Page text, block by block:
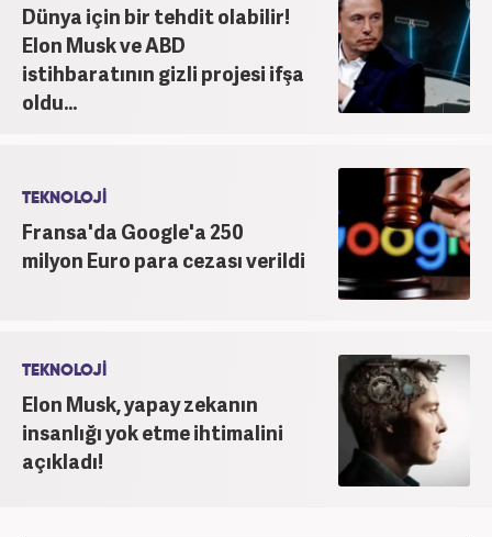
Dünya için bir tehdit olabilir!
Elon Musk ve ABD
istihbaratının gizli projesi ifşa
oldu...
TEKNOLOJİ
Fransa'da Google'a 250
milyon Euro para cezası verildi
TEKNOLOJİ
Elon Musk, yapay zekanın
insanlığı yok etme ihtimalini
açıkladı!